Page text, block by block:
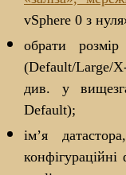
vSphere 0 з
обрати
(Default/Large/
див. у
Default);
ім’я